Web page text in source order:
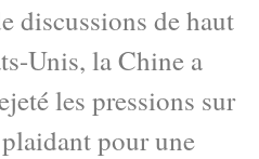
discussions de haut
Unis, la Chine a
les pressions sur
pour une